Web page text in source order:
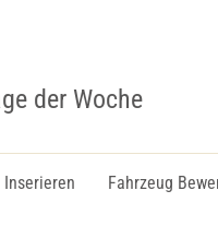
der Woche
Inserieren Fahrzeug